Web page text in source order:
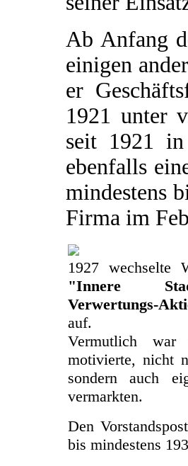
Ab Anfang
einigen
er
1921 unter
seit 1921
ebenfalls
mindestens
Firma im
1927 wechselte
"Innere
Verwertungs-
auf.
Vermutlich
motivierte, nicht
sondern auch
vermarkten.
Den
bis mindestens